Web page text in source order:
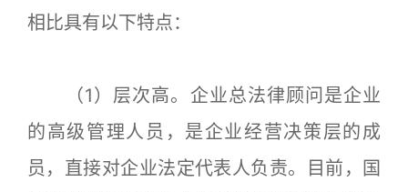
相比具有以下特点：
（1）层次高。企业总法律顾问是企业
的高级管理人员，是企业经营决策层的成
员，直接对企业法定代表人负责。目前，国